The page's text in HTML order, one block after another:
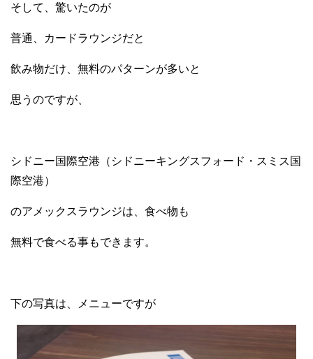
そして、驚いたのが
普通、カードラウンジだと
飲み物だけ、無料のパターンが多いと
思うのですが、
シドニー国際空港（シドニーキングスフォード・スミス国
際空港）
のアメックスラウンジは、食べ物も
無料で食べる事もできます。
下の写真は、メニューですが